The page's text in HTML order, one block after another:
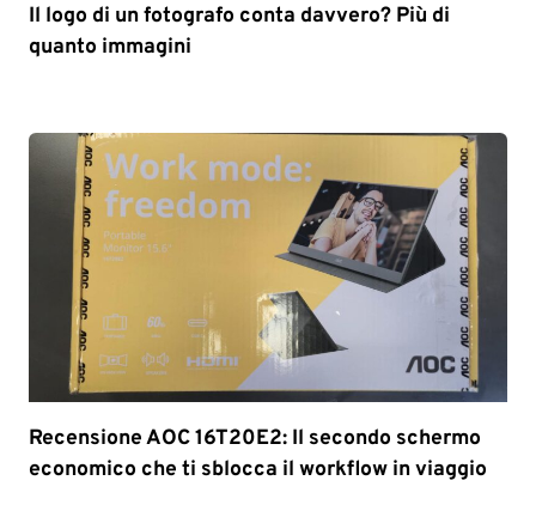
Il logo di un fotografo conta davvero? Più di
quanto immagini
Recensione AOC 16T20E2: Il secondo schermo
economico che ti sblocca il workflow in viaggio